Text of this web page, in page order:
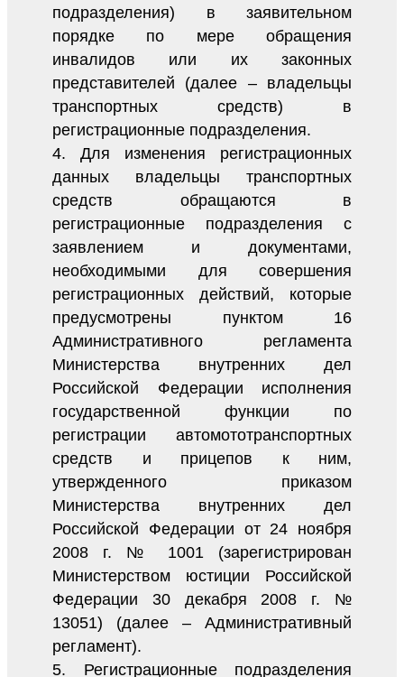
подразделения) в заявительном
порядке по мере обращения
инвалидов или их законных
представителей (далее – владельцы
транспортных средств) в
регистрационные подразделения.
4. Для изменения регистрационных
данных владельцы транспортных
средств обращаются в
регистрационные подразделения с
заявлением и документами,
необходимыми для совершения
регистрационных действий, которые
предусмотрены пунктом 16
Административного регламента
Министерства внутренних дел
Российской Федерации исполнения
государственной функции по
регистрации автомототранспортных
средств и прицепов к ним,
утвержденного приказом
Министерства внутренних дел
Российской Федерации от 24 ноября
2008 г. № 1001 (зарегистрирован
Министерством юстиции Российской
Федерации 30 декабря 2008 г. №
13051) (далее – Административный
регламент).
5. Регистрационные подразделения